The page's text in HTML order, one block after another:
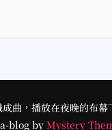
曲，播放在夜晚的布
blog by Mystery